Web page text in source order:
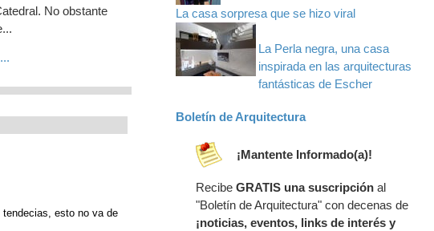
No obstante
tendecias, esto no va de
La casa sorpresa que se hizo viral
La Perla negra, una casa
inspirada en las arquitecturas
fantásticas de Escher
Boletín de Arquitectura
¡Mantente Informado(a)!
Recibe GRATIS una suscripción al
"Boletín de Arquitectura" con decenas de
¡noticias, eventos, links de interés y